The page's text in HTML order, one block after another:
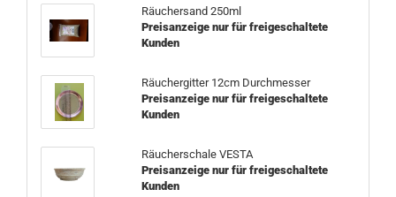
Räuchersand 250ml
Preisanzeige nur für freigeschaltete
Kunden
Räuchergitter 12cm Durchmesser
Preisanzeige nur für freigeschaltete
Kunden
Räucherschale VESTA
Preisanzeige nur für freigeschaltete
Kunden